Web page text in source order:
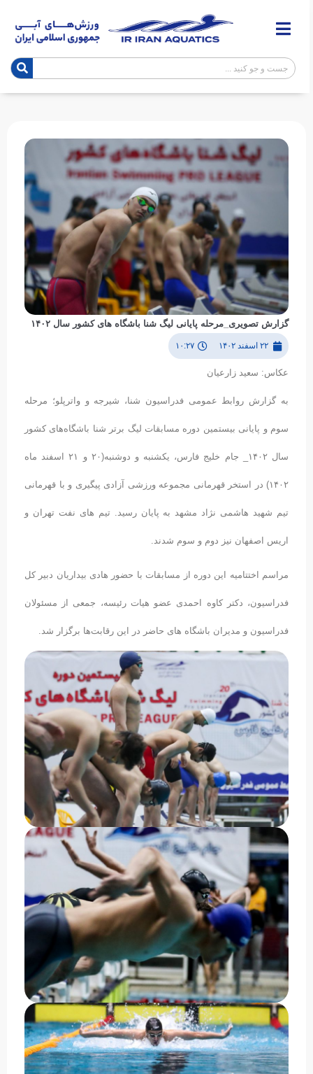
گزارش تصویری_مرحله پایانی لیگ شنا باشگاه های کشور سال ۱۴۰۲
۲۲ اسفند ۱۴۰۲ ۱۰:۲۷
عکاس: سعید زارعیان
به گزارش روابط عمومی فدراسیون شنا، شیرجه و واترپلو؛ مرحله
سوم و پایانی بیستمین دوره مسابقات لیگ برتر شنا باشگاه‌های کشور
سال ۱۴۰۲_ جام خلیج فارس، یکشنبه و دوشنبه(۲۰ و ۲۱ اسفند ماه
۱۴۰۲) در استخر قهرمانی مجموعه ورزشی آزادی پیگیری و با قهرمانی
تیم شهید هاشمی نژاد مشهد به پایان رسید. تیم های نفت تهران و
اریس اصفهان نیز دوم و سوم شدند.
مراسم اختتامیه این دوره از مسابقات با حضور هادی بیداریان دبیر کل
فدراسیون، دکتر کاوه احمدی عضو هیات رئیسه، جمعی از مسئولان
فدراسیون و مدیران باشگاه های حاضر در این رقابت‌ها برگزار شد.